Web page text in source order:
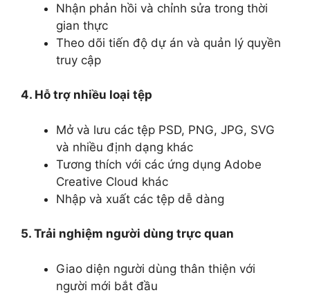
Nhận phản hồi và chỉnh sửa trong thời
gian thực
Theo dõi tiến độ dự án và quản lý quyền
truy cập
4. Hỗ trợ nhiều loại tệp
Mở và lưu các tệp PSD, PNG, JPG, SVG
và nhiều định dạng khác
Tương thích với các ứng dụng Adobe
Creative Cloud khác
Nhập và xuất các tệp dễ dàng
5. Trải nghiệm người dùng trực quan
Giao diện người dùng thân thiện với
người mới bắt đầu